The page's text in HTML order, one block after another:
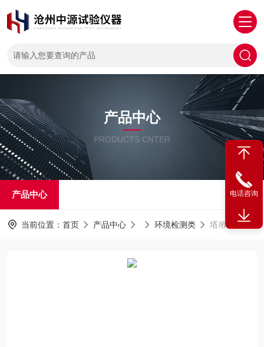
产品中心
PRODUCTS CNTER
产品中心
当前位置： 首页 产品中心 环境检测类 塔吊喷淋系统
电话咨询